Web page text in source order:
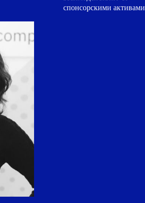
спонсорскими активами